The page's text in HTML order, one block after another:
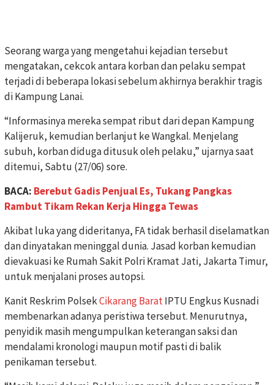
Seorang warga yang mengetahui kejadian tersebut
mengatakan, cekcok antara korban dan pelaku sempat
terjadi di beberapa lokasi sebelum akhirnya berakhir tragis
di Kampung Lanai.
“Informasinya mereka sempat ribut dari depan Kampung
Kalijeruk, kemudian berlanjut ke Wangkal. Menjelang
subuh, korban diduga ditusuk oleh pelaku,” ujarnya saat
ditemui, Sabtu (27/06) sore.
BACA: Berebut Gadis Penjual Es, Tukang Pangkas
Rambut Tikam Rekan Kerja Hingga Tewas
Akibat luka yang dideritanya, FA tidak berhasil diselamatkan
dan dinyatakan meninggal dunia. Jasad korban kemudian
dievakuasi ke Rumah Sakit Polri Kramat Jati, Jakarta Timur,
untuk menjalani proses autopsi.
Kanit Reskrim PolsekCikarang BaratIPTU Engkus Kusnadi
membenarkan adanya peristiwa tersebut. Menurutnya,
penyidik masih mengumpulkan keterangan saksi dan
mendalami kronologi maupun motif pasti di balik
penikaman tersebut.